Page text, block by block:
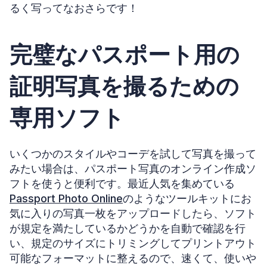
るく写ってなおさらです！
完璧なパスポート用の
証明写真を撮るための
専用ソフト
いくつかのスタイルやコーデを試して写真を撮って
みたい場合は、パスポート写真のオンライン作成ソ
フトを使うと便利です。最近人気を集めている
Passport Photo Onlineのようなツールキットにお
気に入りの写真一枚をアップロードしたら、ソフト
が規定を満たしているかどうかを自動で確認を行
い、規定のサイズにトリミングしてプリントアウト
可能なフォーマットに整えるので、速くて、使いや